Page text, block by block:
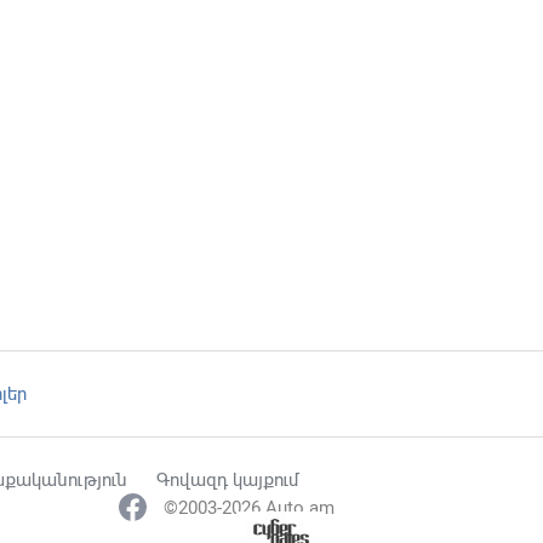
Գովազդ կայքում
©2003-2026 Auto.am